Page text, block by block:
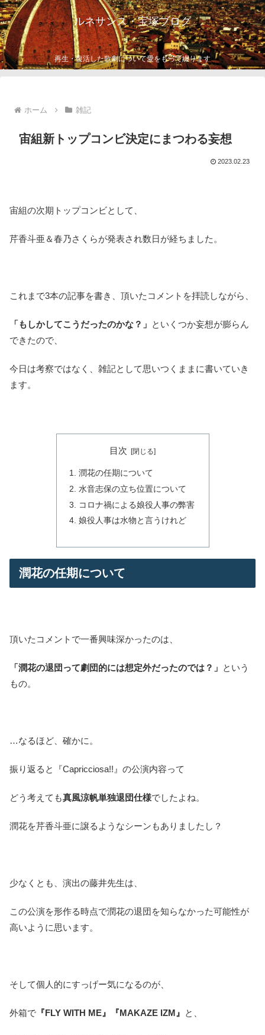
ルネサンス・宝塚ブログ
再生・復活した歌劇について愛をもって綴ります
ホーム 雑記
宙組新トップコンビ決定にまつわる妄想
2023.02.23
宙組の次期トップコンビとして、
芹香斗亜＆春乃さくらが発表され数日が経ちました。
これまで3本の記事を書き、頂いたコメントを拝読しながら、
「もしかしてこうだったのかな？」 といくつか妄想が膨らん
できたので、
今日は考察ではなく、雑記として思いつくままに書いていき
ます。
目次
潤花の任期について
水音志保の立ち位置について
コロナ禍による娘役人事の弊害
娘役人事は水物と言うけれど
潤花の任期について
頂いたコメントで一番興味深かったのは、
「潤花の退団って劇団的には想定外だったのでは？」 という
もの。
…なるほど、確かに。
振り返ると『Capricciosa!!』の公演内容って
どう考えても真風涼帆単独退団仕様でしたよね。
潤花を芹香斗亜に譲るようなシーンもありましたし？
少なくとも、演出の藤井先生は、
この公演を形作る時点で潤花の退団を知らなかった可能性が
高いように思います。
そして個人的にすっげー気になるのが、
外箱で 『FLY WITH ME』『MAKAZE IZM』 と、